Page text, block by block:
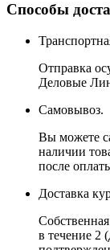
Способы
Отправка
Деловые
Самовывоз.
Вы можете
наличии
после
Доставка
в течение 2